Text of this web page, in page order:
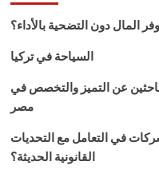
موقع
الوطنية
المال دون التضحية بالأداء؟
السياحة في تركيا
عن التميز والتخصص في
مصر
في التعامل مع التحديات
القانونية الحديثة؟